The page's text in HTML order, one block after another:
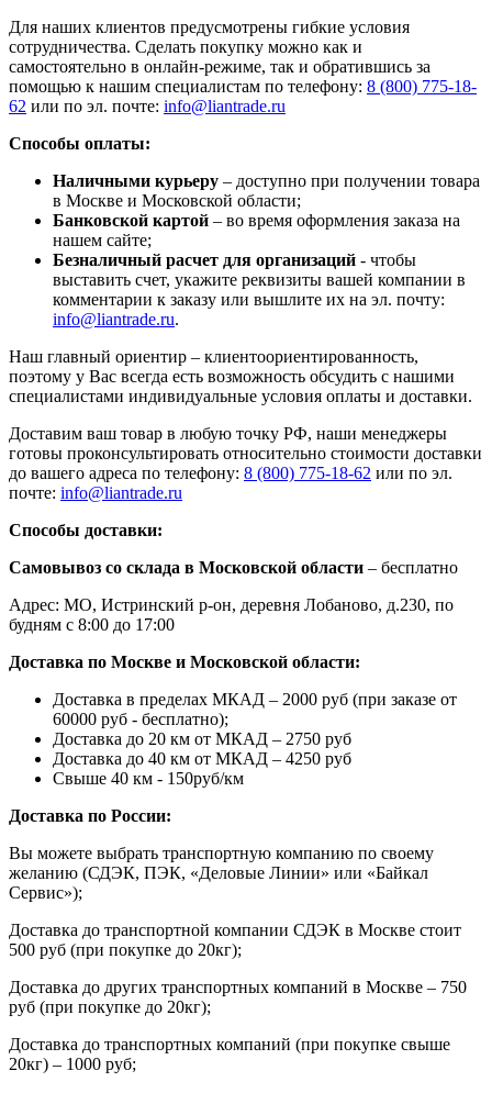
Для наших клиентов предусмотрены гибкие условия
сотрудничества. Сделать покупку можно как и
самостоятельно в онлайн-режиме, так и обратившись за
помощью к нашим специалистам по телефону: 8 (800) 775-18-
62 или по эл. почте: info@liantrade.ru
Способы оплаты:
Наличными курьеру – доступно при получении товара
в Москве и Московской области;
Банковской картой – во время оформления заказа на
нашем сайте;
Безналичный расчет для организаций - чтобы
выставить счет, укажите реквизиты вашей компании в
комментарии к заказу или вышлите их на эл. почту:
info@liantrade.ru.
Наш главный ориентир – клиентоориентированность,
поэтому у Вас всегда есть возможность обсудить с нашими
специалистами индивидуальные условия оплаты и доставки.
Доставим ваш товар в любую точку РФ, наши менеджеры
готовы проконсультировать относительно стоимости доставки
до вашего адреса по телефону: 8 (800) 775-18-62 или по эл.
почте: info@liantrade.ru
Способы доставки:
Самовывоз со склада в Московской области – бесплатно
Адрес: МО, Истринский р-он, деревня Лобаново, д.230, по
будням с 8:00 до 17:00
Доставка по Москве и Московской области:
Доставка в пределах МКАД – 2000 руб (при заказе от
60000 руб - бесплатно);
Доставка до 20 км от МКАД – 2750 руб
Доставка до 40 км от МКАД – 4250 руб
Свыше 40 км - 150руб/км
Доставка по России:
Вы можете выбрать транспортную компанию по своему
желанию (СДЭК, ПЭК, «Деловые Линии» или «Байкал
Сервис»);
Доставка до транспортной компании СДЭК в Москве стоит
500 руб (при покупке до 20кг);
Доставка до других транспортных компаний в Москве – 750
руб (при покупке до 20кг);
Доставка до транспортных компаний (при покупке свыше
20кг) – 1000 руб;